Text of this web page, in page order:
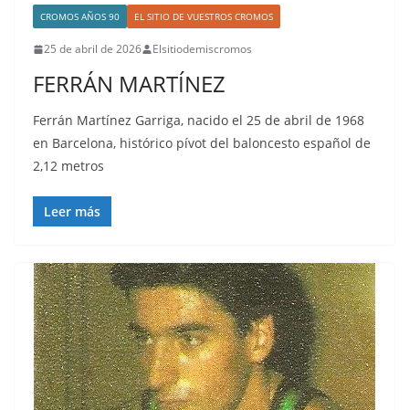
CROMOS AÑOS 90 EL SITIO DE VUESTROS CROMOS
25 de abril de 2026 Elsitiodemiscromos
FERRÁN MARTÍNEZ
Ferrán Martínez Garriga, nacido el 25 de abril de 1968
en Barcelona, histórico pívot del baloncesto español de
2,12 metros
Leer más